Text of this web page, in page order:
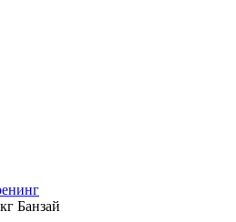
Банзай